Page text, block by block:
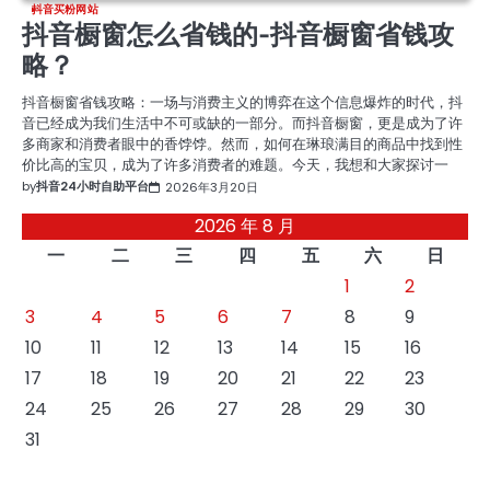
抖音买粉网站
抖音橱窗怎么省钱的-抖音橱窗省钱攻
略？
抖音橱窗省钱攻略：一场与消费主义的博弈在这个信息爆炸的时代，抖
音已经成为我们生活中不可或缺的一部分。而抖音橱窗，更是成为了许
多商家和消费者眼中的香饽饽。然而，如何在琳琅满目的商品中找到性
价比高的宝贝，成为了许多消费者的难题。今天，我想和大家探讨一
by抖音24小时自助平台 2026年3月20日
2026 年 8 月
一
二 三 四 五 六
日
1
2
3
4 5 6 7 8
9
10
11 12 13 14 15
16
17
18 19 20 21 22
23
24
25 26 27 28 29
30
31